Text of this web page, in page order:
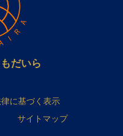
だいら
に基づく表示
サイトマップ